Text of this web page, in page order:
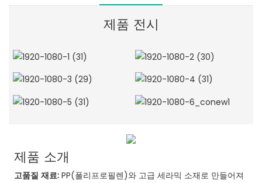
제품 전시
제품 소개
고품질 재료: PP(폴리프로필렌)와 고급 세라믹 소재로 만들어져